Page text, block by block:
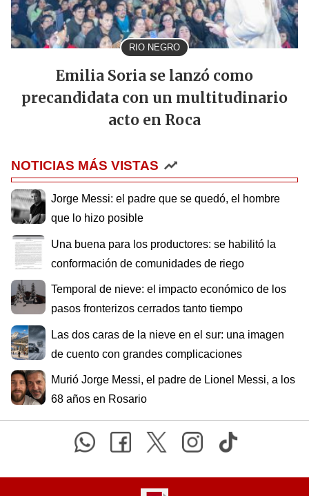
RIO NEGRO
Emilia Soria se lanzó como
precandidata con un multitudinario
acto en Roca
NOTICIAS MÁS VISTAS
Jorge Messi: el padre que se quedó, el hombre
que lo hizo posible
Una buena para los productores: se habilitó la
conformación de comunidades de riego
Temporal de nieve: el impacto económico de los
pasos fronterizos cerrados tanto tiempo
Las dos caras de la nieve en el sur: una imagen
de cuento con grandes complicaciones
Murió Jorge Messi, el padre de Lionel Messi, a los
68 años en Rosario